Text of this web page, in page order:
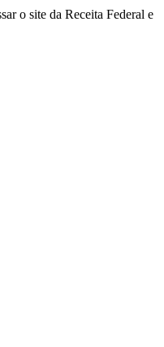
o site da Receita Federal e